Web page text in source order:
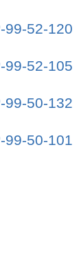
99-52-120
99-52-105
99-50-132
99-50-101